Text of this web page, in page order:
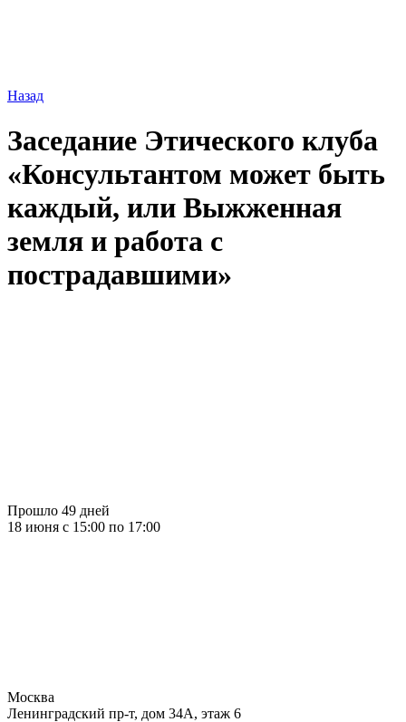
Назад
Заседание Этического клуба
«Консультантом может быть
каждый, или Выжженная
земля и работа с
пострадавшими»
Прошло 49 дней
18 июня c 15:00 по 17:00
Москва
Ленинградский пр-т, дом 34А, этаж 6